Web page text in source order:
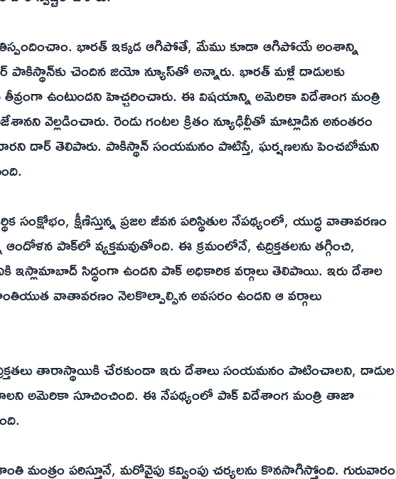
భారత్ ఇక్కడ ఆగిపోతే, మేము కూడా ఆగిపోయే అంశాన్ని
పాకిస్థాన్‌కు చెందిన జియో న్యూస్‌తో అన్నారు. భారత్ మళ్లీ దాడులకు
తీవ్రంగా ఉంటుందని హెచ్చరించారు. ఈ విషయాన్ని అమెరికా విదేశాంగ మంత్రి
వెల్లడించారు. రెండు గంటల క్రితం న్యూఢిల్లీతో మాట్లాడిన అనంతరం
దార్ తెలిపారు. పాకిస్థాన్ సంయమనం పాటిస్తే, ఘర్షణలను పెంచబోమని
సంక్షోభం, క్షీణిస్తున్న ప్రజల జీవన పరిస్థితుల నేపథ్యంలో, యుద్ధ వాతావరణం
ఆందోళన పాక్‌లో వ్యక్తమవుతోంది. ఈ క్రమంలోనే, ఉద్రిక్తతలను తగ్గించి,
ఇస్లామాబాద్ సిద్ధంగా ఉందని పాక్ అధికారిక వర్గాలు తెలిపాయి. ఇరు దేశాల
శాంతియుత వాతావరణం నెలకొల్పాల్సిన అవసరం ఉందని ఆ వర్గాలు
తారాస్థాయికి చేరకుండా ఇరు దేశాలు సంయమనం పాటించాలని, దాడుల
అమెరికా సూచించింది. ఈ నేపథ్యంలో పాక్ విదేశాంగ మంత్రి తాజా
మంత్రం పఠిస్తూనే, మరోవైపు కవ్వింపు చర్యలను కొనసాగిస్తోంది. గురువారం